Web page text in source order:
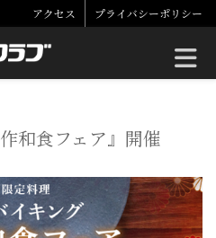
アクセス プライバシーポリシー
和食フェア』開催